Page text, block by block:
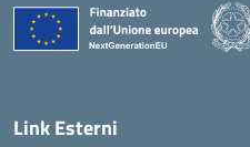
Link Esterni